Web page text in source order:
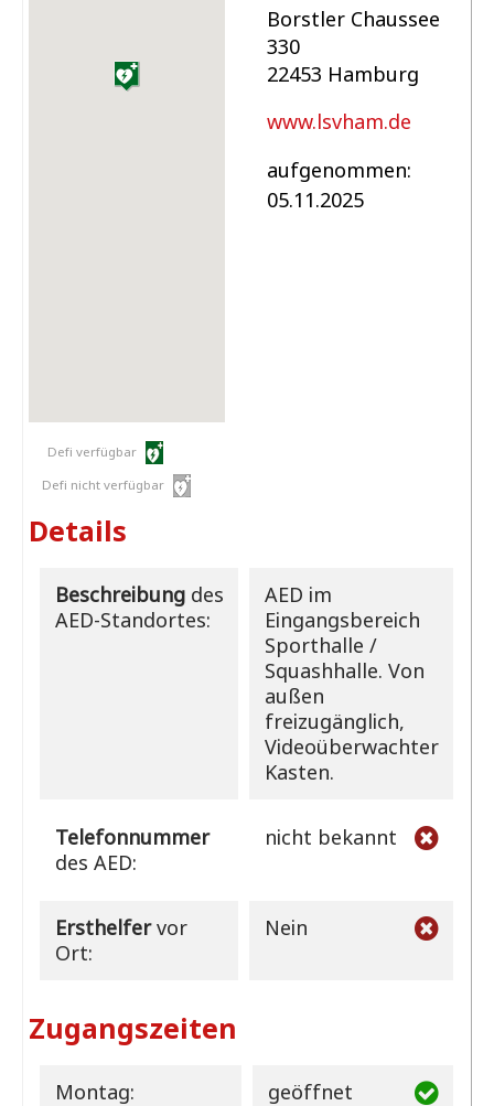
Defi verfügbar
Defi nicht verfügbar
Borstler Chaussee
330
22453 Hamburg
www.lsvham.de
aufgenommen:
05.11.2025
Details
Beschreibungdes
AED-Standortes:
AED im
Eingangsbereich
Sporthalle /
Squashhalle. Von
außen
freizugänglich,
Videoüberwachter
Kasten.
Telefonnummer
des AED:
nicht bekannt
Ersthelfervor
Ort:
Nein
Zugangszeiten
Montag: geöffnet